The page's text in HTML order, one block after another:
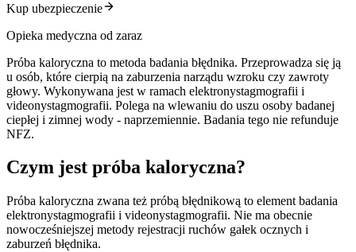
Kup ubezpieczenie
Opieka medyczna od zaraz
Próba kaloryczna to metoda badania błędnika. Przeprowadza się ją
u osób, które cierpią na zaburzenia narządu wzroku czy zawroty
głowy. Wykonywana jest w ramach elektronystagmografii i
videonystagmografii. Polega na wlewaniu do uszu osoby badanej
ciepłej i zimnej wody - naprzemiennie. Badania tego nie refunduje
NFZ.
Czym jest próba kaloryczna?
Próba kaloryczna zwana też próbą błędnikową to element badania
elektronystagmografii i videonystagmografii. Nie ma obecnie
nowocześniejszej metody rejestracji ruchów gałek ocznych i
zaburzeń błędnika.